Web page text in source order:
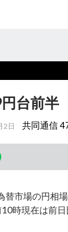
台前半
2日 共同通信
替市場の円相
10時現在は前